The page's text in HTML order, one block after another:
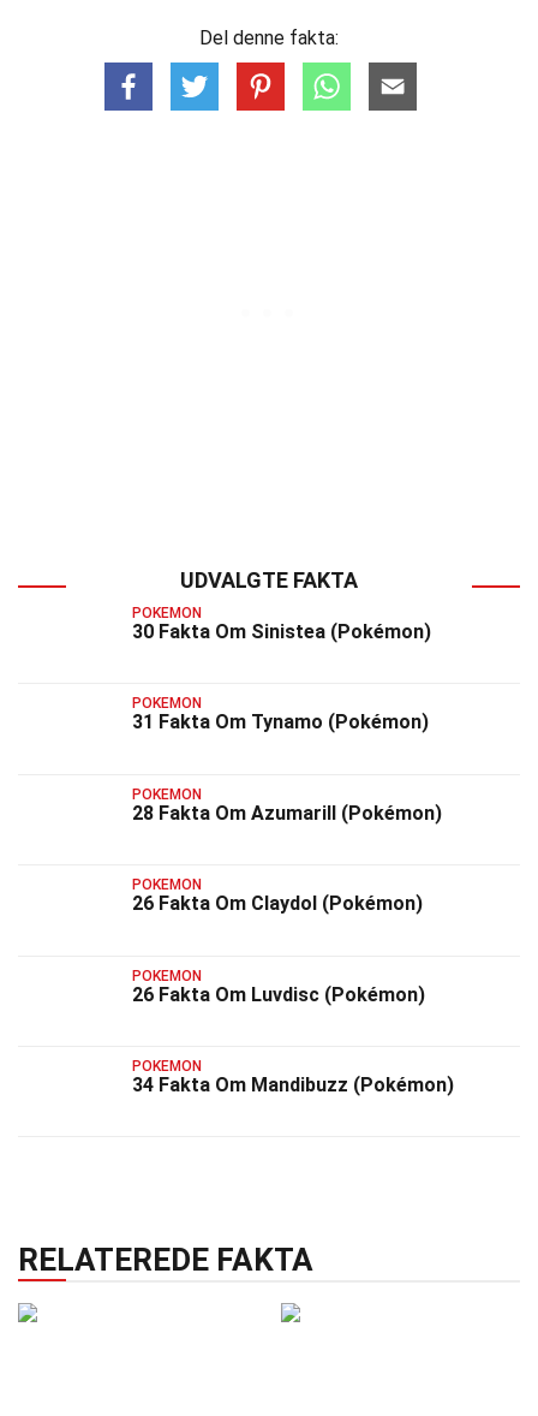
Del denne fakta:
UDVALGTE FAKTA
POKEMON
30 Fakta Om Sinistea (Pokémon)
POKEMON
31 Fakta Om Tynamo (Pokémon)
POKEMON
28 Fakta Om Azumarill (Pokémon)
POKEMON
26 Fakta Om Claydol (Pokémon)
POKEMON
26 Fakta Om Luvdisc (Pokémon)
POKEMON
34 Fakta Om Mandibuzz (Pokémon)
RELATEREDE FAKTA